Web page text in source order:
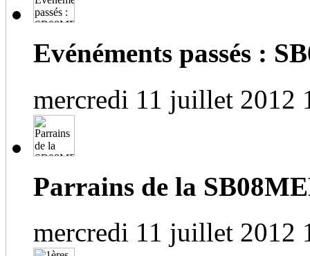
Evénéments passés :
mercredi 11 juillet 2012
Parrains de la
mercredi 11 juillet 2012